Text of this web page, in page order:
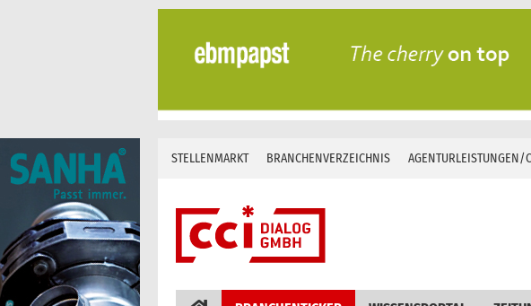
Skip
content
STELLENMARKT BRANCHENVERZEICHNIS AGENTURLEISTUNGEN/